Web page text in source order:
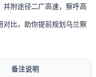
附途径二广高速，察呼高
比，助你提前规划乌兰察
备注说明